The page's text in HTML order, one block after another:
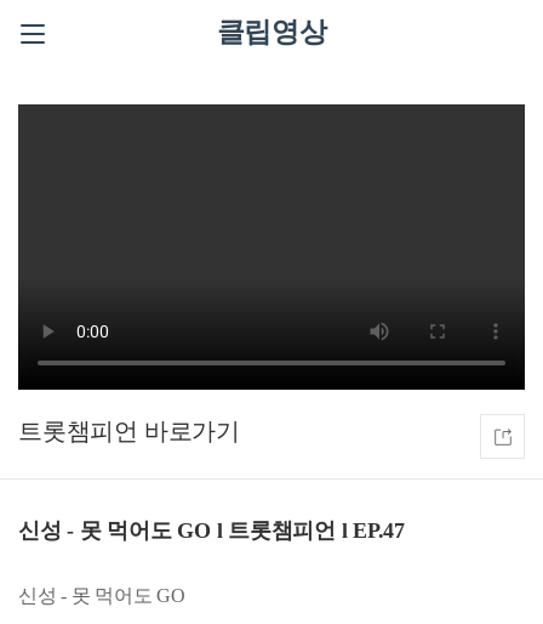
클립영상
트롯챔피언
신성 - 못 먹어도 GO l 트롯챔피언 l EP.47
신성 - 못 먹어도 GO